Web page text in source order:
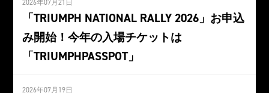
2026年07月21日
「TRIUMPH NATIONAL RALLY 2026」お申込
み開始！今年の入場チケットは
「TRIUMPHPASSPOT」
2026年07月19日